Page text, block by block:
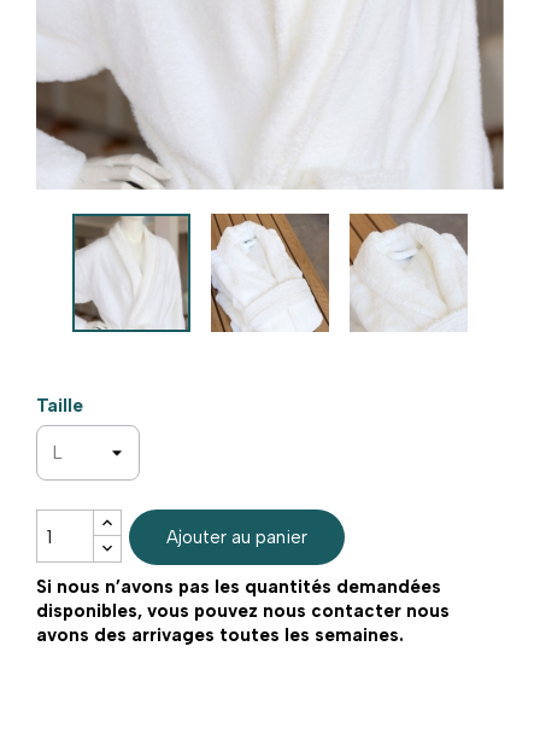
Linge de lit deuxième vie
Linge de lit neuf
Taille
Ajouter au panier
Si nous n’avons pas les quantités demandées
disponibles, vous pouvez nous contacter nous
avons des arrivages toutes les semaines.